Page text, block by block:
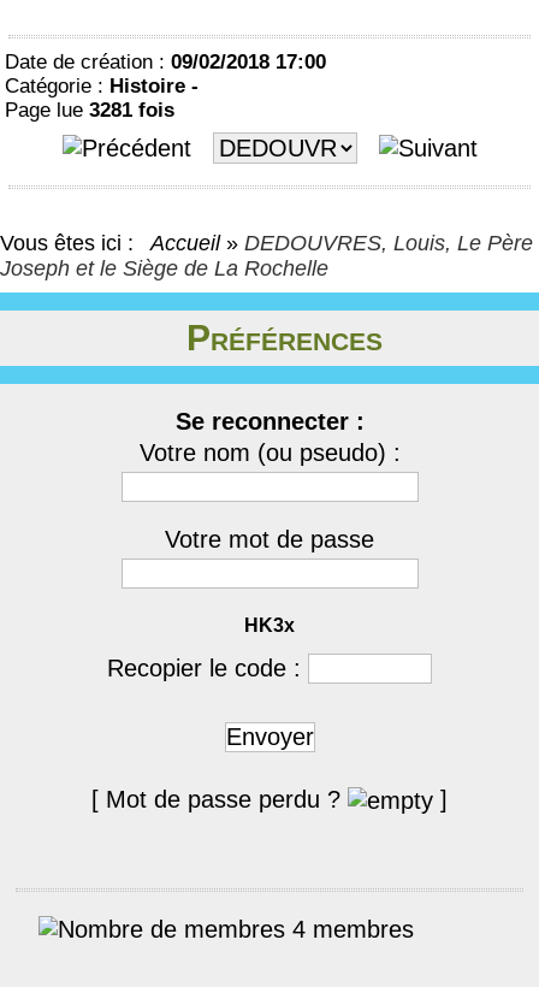
Date de création : 09/02/2018 17:00
Catégorie : Histoire -
Page lue 3281 fois
Vous êtes ici : Accueil » DEDOUVRES, Louis, Le Père
Joseph et le Siège de La Rochelle
Préférences
Se reconnecter :
Votre nom (ou pseudo) :
Votre mot de passe
HK3x
Recopier le code :
Envoyer
[ Mot de passe perdu ? ]
4 membres